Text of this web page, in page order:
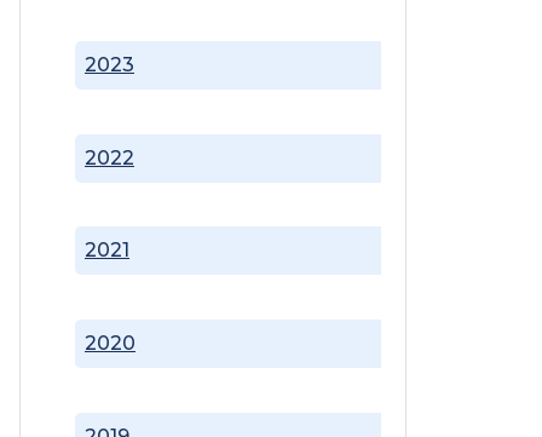
2020
2021
2022
2023